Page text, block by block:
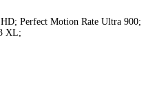
Perfect Motion Rate Ultra 900;
XL;